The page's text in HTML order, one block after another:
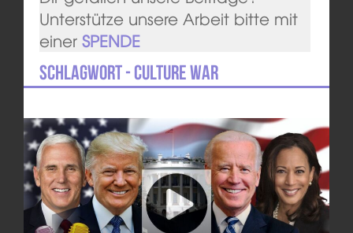
Unterstütze unsere Arbeit bitte mit
einer SPENDE
Schlagwort - culture war